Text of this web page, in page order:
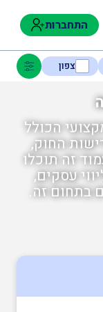
התחברות
צפון
הכולל
החוק,
זה תוכלו
עסקים,
בתחום זה.